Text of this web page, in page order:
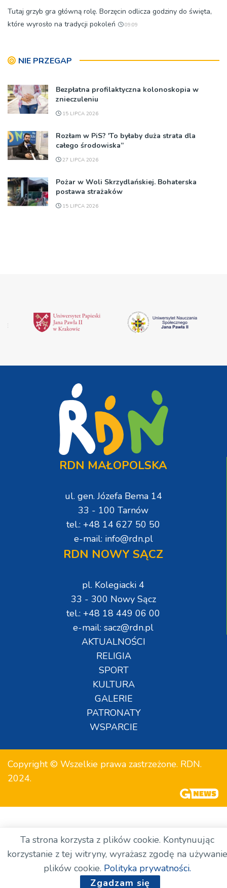
Tutaj grzyb gra główną rolę. Borzęcin odlicza godziny do święta,
które wyrosło na tradycji pokoleń
09:09
NIE PRZEGAP
Bezpłatna profilaktyczna kolonoskopia w
znieczuleniu
15 LIPCA 2026
Rozłam w PiS? 'To byłaby duża strata dla
całego środowiska”
27 LIPCA 2026
Pożar w Woli Skrzydlańskiej. Bohaterska
postawa strażaków
15 LIPCA 2026
RDN MAŁOPOLSKA
ul. gen. Józefa Bema 14
33 - 100 Tarnów
tel.: +48 14 627 50 50
e-mail: info@rdn.pl
RDN NOWY SĄCZ
pl. Kolegiacki 4
33 - 300 Nowy Sącz
tel.: +48 18 449 06 00
e-mail: sacz@rdn.pl
AKTUALNOŚCI
RELIGIA
SPORT
KULTURA
GALERIE
PATRONATY
WSPARCIE
Copyright © Wszelkie prawa zastrzeżone. RDN.
2024.
Ta strona korzysta z plików cookie. Kontynuując
korzystanie z tej witryny, wyrażasz zgodę na używanie
plików cookie. Polityka prywatności.
Zgadzam się